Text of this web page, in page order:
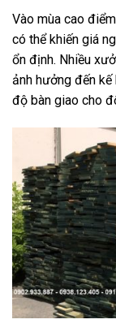
Vào mùa cao
có thể khiến giá
ổn định. Nhiều
ảnh hưởng đến
độ bàn giao cho